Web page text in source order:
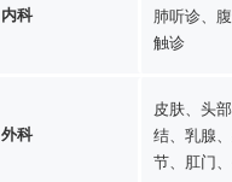
内科
肺听诊、
触诊
外科
皮肤、头
结、乳腺
节、肛门